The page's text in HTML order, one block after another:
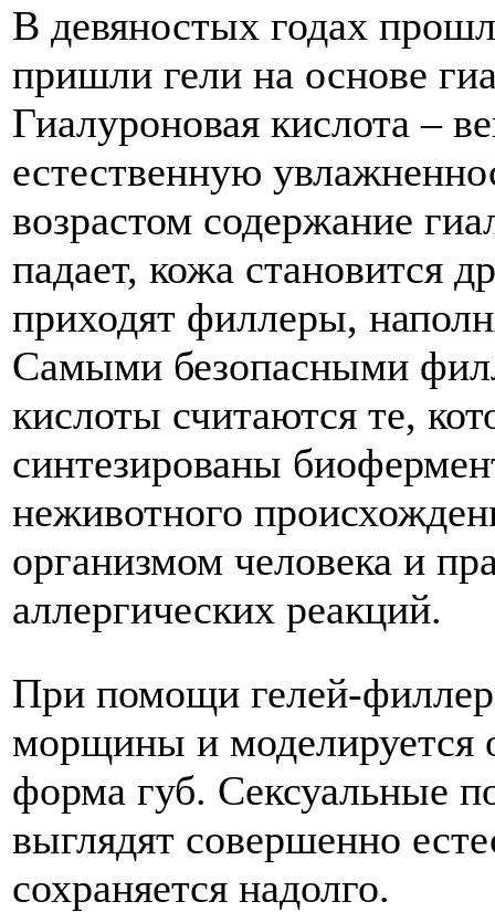
В девяностых годах
пришли гели на основе
Гиалуроновая кислота –
естественную
возрастом содержание
падает, кожа становится
приходят филлеры,
Самыми безопасными
кислоты считаются те,
синтезированы
неживотного
организмом человека и
аллергических реакций.
При помощи гелей-
морщины и моделируется
форма губ. Сексуальные
выглядят совершенно
сохраняется надолго.